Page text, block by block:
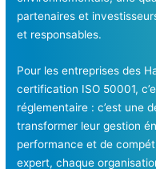
partenaires et
et responsables.
Pour les entreprises des
certification ISO 50001,
réglementaire : c’est une
transformer leur gestion
performance et de
expert, chaque